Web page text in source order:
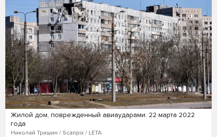
Жилой дом, поврежденный авиаударами. 22 марта 2022
года
Николай Тришин / Scanpix / LETA